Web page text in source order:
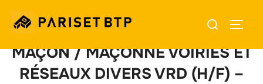
Rechercher :
MAÇON / MAÇONNE VOIRIES ET
RÉSEAUX DIVERS VRD (H/F) –